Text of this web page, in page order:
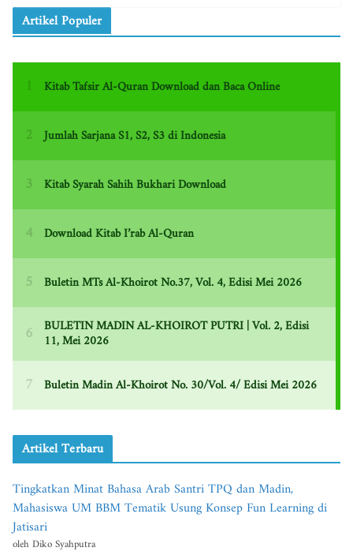
Artikel Populer
Artikel Terbaru
Tingkatkan Minat Bahasa Arab Santri TPQ dan Madin,
Mahasiswa UM BBM Tematik Usung Konsep Fun Learning di
Jatisari
oleh Diko Syahputra